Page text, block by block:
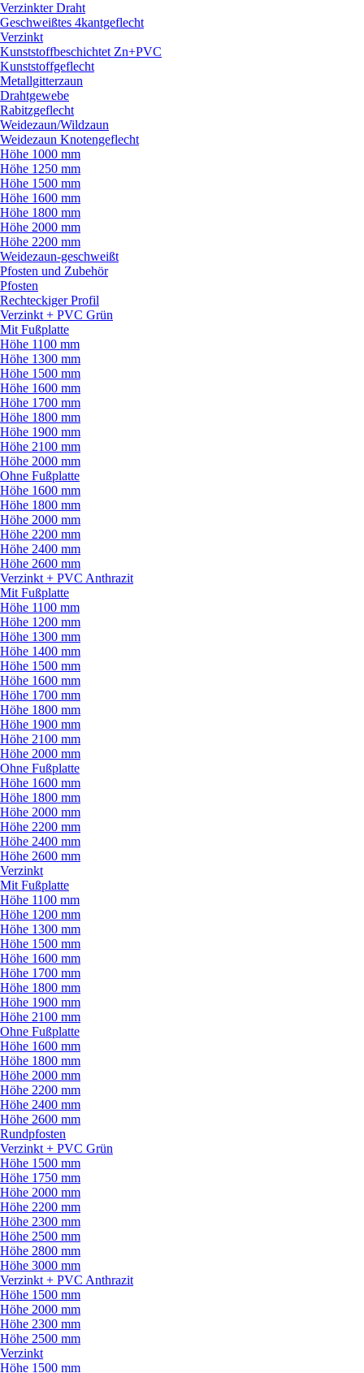
Verzinkter Draht
Geschweißtes 4kantgeflecht
Verzinkt
Kunststoffbeschichtet Zn+PVC
Kunststoffgeflecht
Metallgitterzaun
Drahtgewebe
Rabitzgeflecht
Weidezaun/Wildzaun
Weidezaun Knotengeflecht
Höhe 1000 mm
Höhe 1250 mm
Höhe 1500 mm
Höhe 1600 mm
Höhe 1800 mm
Höhe 2000 mm
Höhe 2200 mm
Weidezaun-geschweißt
Pfosten und Zubehör
Pfosten
Rechteckiger Profil
Verzinkt + PVC Grün
Mit Fußplatte
Höhe 1100 mm
Höhe 1300 mm
Höhe 1500 mm
Höhe 1600 mm
Höhe 1700 mm
Höhe 1800 mm
Höhe 1900 mm
Höhe 2100 mm
Höhe 2000 mm
Ohne Fußplatte
Höhe 1600 mm
Höhe 1800 mm
Höhe 2000 mm
Höhe 2200 mm
Höhe 2400 mm
Höhe 2600 mm
Verzinkt + PVC Anthrazit
Mit Fußplatte
Höhe 1100 mm
Höhe 1200 mm
Höhe 1300 mm
Höhe 1400 mm
Höhe 1500 mm
Höhe 1600 mm
Höhe 1700 mm
Höhe 1800 mm
Höhe 1900 mm
Höhe 2100 mm
Höhe 2000 mm
Ohne Fußplatte
Höhe 1600 mm
Höhe 1800 mm
Höhe 2000 mm
Höhe 2200 mm
Höhe 2400 mm
Höhe 2600 mm
Verzinkt
Mit Fußplatte
Höhe 1100 mm
Höhe 1200 mm
Höhe 1300 mm
Höhe 1500 mm
Höhe 1600 mm
Höhe 1700 mm
Höhe 1800 mm
Höhe 1900 mm
Höhe 2100 mm
Ohne Fußplatte
Höhe 1600 mm
Höhe 1800 mm
Höhe 2000 mm
Höhe 2200 mm
Höhe 2400 mm
Höhe 2600 mm
Rundpfosten
Verzinkt + PVC Grün
Höhe 1500 mm
Höhe 1750 mm
Höhe 2000 mm
Höhe 2200 mm
Höhe 2300 mm
Höhe 2500 mm
Höhe 2800 mm
Höhe 3000 mm
Verzinkt + PVC Anthrazit
Höhe 1500 mm
Höhe 2000 mm
Höhe 2300 mm
Höhe 2500 mm
Verzinkt
Höhe 1500 mm